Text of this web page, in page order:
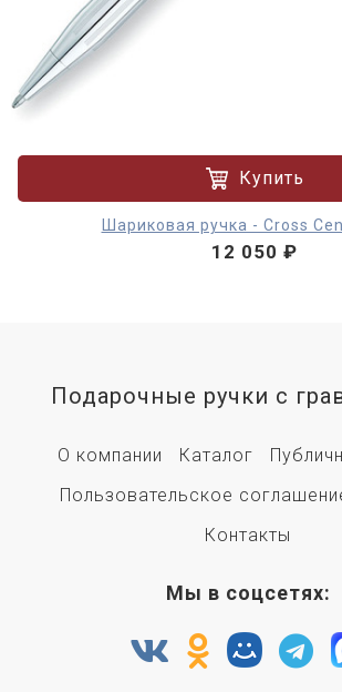
Купить
Шариковая ручка - Cross
12 050 ₽
Подарочные ручки с
О компании Каталог
Пользовательское
Контакты
Мы в соцсетях: